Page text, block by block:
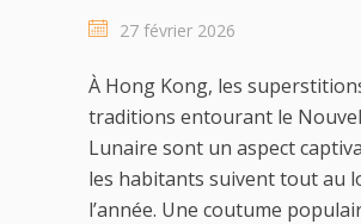
27 février 2026
À Hong Kong, les
traditions entourant le
Lunaire sont un aspect
les habitants suivent tout au
l’année. Une coutume